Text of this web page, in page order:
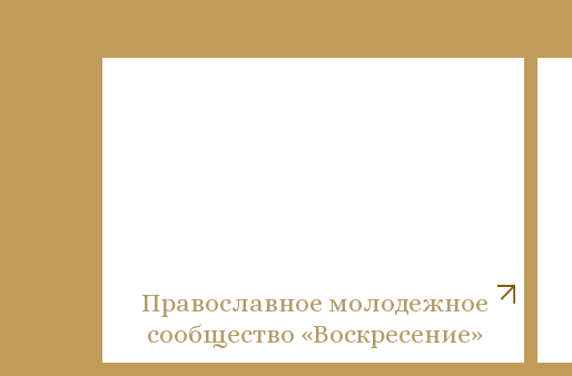
Православное молодежное
сообщество «Воскресение»